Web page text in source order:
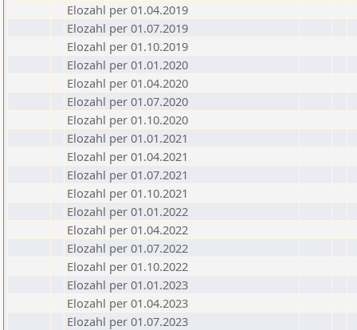
Elozahl per 01.04.2019
Elozahl per 01.07.2019
Elozahl per 01.10.2019
Elozahl per 01.01.2020
Elozahl per 01.04.2020
Elozahl per 01.07.2020
Elozahl per 01.10.2020
Elozahl per 01.01.2021
Elozahl per 01.04.2021
Elozahl per 01.07.2021
Elozahl per 01.10.2021
Elozahl per 01.01.2022
Elozahl per 01.04.2022
Elozahl per 01.07.2022
Elozahl per 01.10.2022
Elozahl per 01.01.2023
Elozahl per 01.04.2023
Elozahl per 01.07.2023